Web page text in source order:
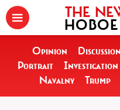
THE
Opinion Discussion
Portrait
Investigation
Navalny
Trump